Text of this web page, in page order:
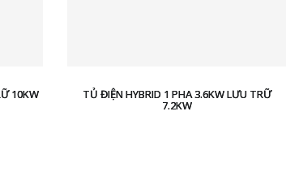
10KW TỦ ĐIỆN HYBRID 1 PHA 3.6KW LƯU TRỮ
7.2KW